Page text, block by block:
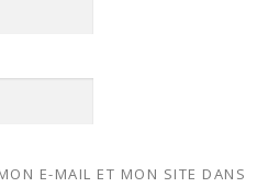
E-MAIL ET MON SITE DANS